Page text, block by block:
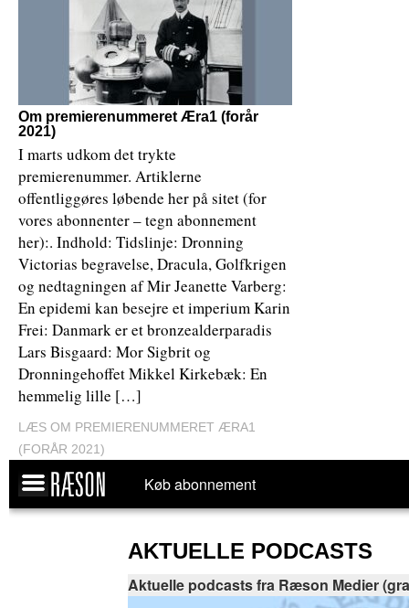
Om premierenummeret Æra1 (forår
2021)
I marts udkom det trykte
premierenummer. Artiklerne
offentliggøres løbende her på sitet (for
vores abonnenter – tegn abonnement
her):. Indhold: Tidslinje: Dronning
Victorias begravelse, Dracula, Golfkrigen
og nedtagningen af Mir Jeanette Varberg:
En epidemi kan besejre et imperium Karin
Frei: Danmark er et bronzealderparadis
Lars Bisgaard: Mor Sigbrit og
Dronningehoffet Mikkel Kirkebæk: En
hemmelig lille […]
LÆS OM PREMIERENUMMERET ÆRA1
(FORÅR 2021)